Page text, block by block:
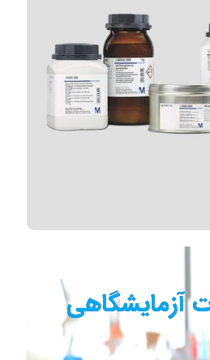
آزمایشگاهی